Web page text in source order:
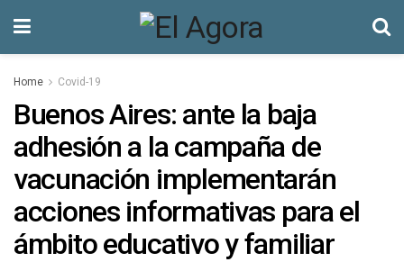
Home Covid-19
Buenos Aires: ante la baja
adhesión a la campaña de
vacunación implementarán
acciones informativas para el
ámbito educativo y familiar